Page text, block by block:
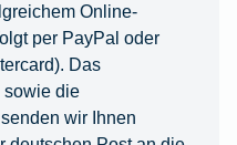
Online-
per PayPal oder
Das
sowie die
wir Ihnen